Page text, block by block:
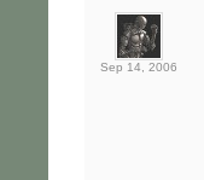
Sep 14, 2006